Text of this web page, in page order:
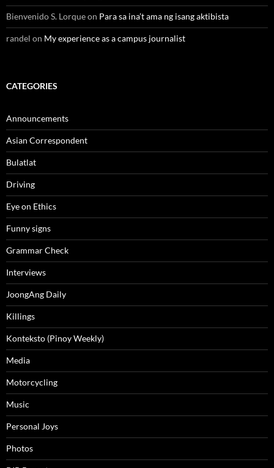
Bienvenido S. Lorqueon Para sa ina’t ama ng isang aktibista
randel on My experience as a campus journalist
CATEGORIES
Announcements
Asian Correspondent
Bulatlat
Driving
Eye on Ethics
Funny signs
Grammar Check
Interviews
JoongAng Daily
Killings
Konteksto (Pinoy Weekly)
Media
Motorcycling
Music
Personal Joys
Photos